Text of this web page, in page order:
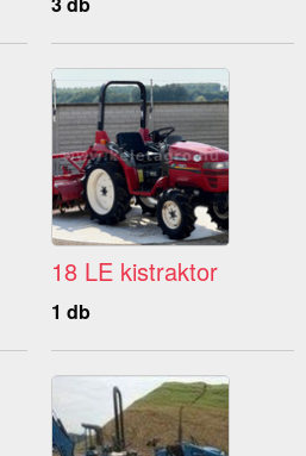
18 LE kistraktor
1 db